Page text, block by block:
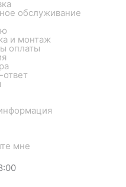
обслуживание
и монтаж
оплаты
мне